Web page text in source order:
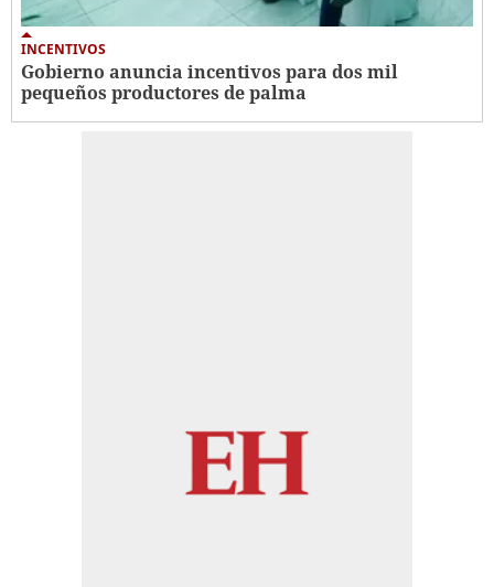
INCENTIVOS
Gobierno anuncia incentivos para dos mil
pequeños productores de palma